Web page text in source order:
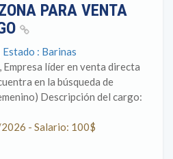
PARA VENTA
: Barinas
Empresa líder en venta directa
en la búsqueda de
Descripción del cargo:
- Salario: 100$